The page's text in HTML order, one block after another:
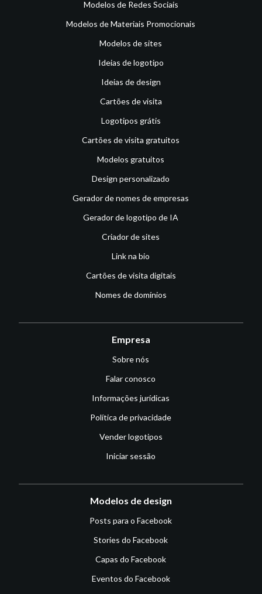
Modelos de Redes Sociais
Modelos de Materiais Promocionais
Modelos de sites
Ideias de logotipo
Ideias de design
Cartões de visita
Logotipos grátis
Cartões de visita gratuitos
Modelos gratuitos
Design personalizado
Gerador de nomes de empresas
Gerador de logotipo de IA
Criador de sites
Link na bio
Cartões de visita digitais
Nomes de domínios
Empresa
Sobre nós
Falar conosco
Informações jurídicas
Política de privacidade
Vender logotipos
Iniciar sessão
Modelos de design
Posts para o Facebook
Stories do Facebook
Capas do Facebook
Eventos do Facebook